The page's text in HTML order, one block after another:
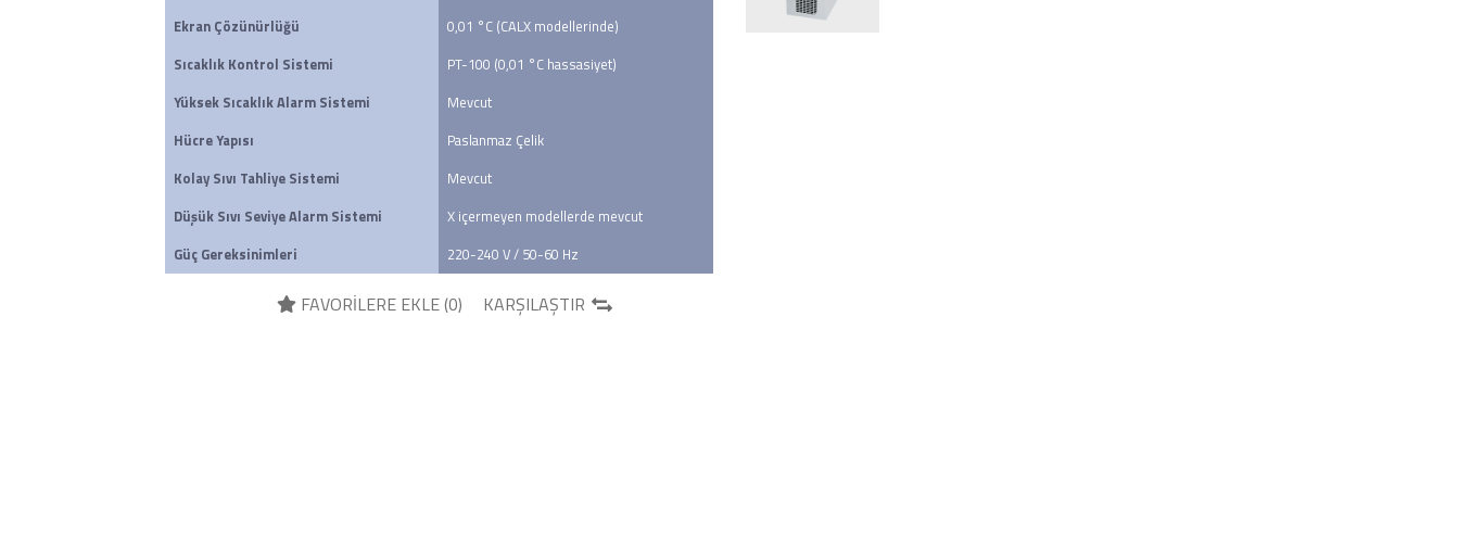
Ekran Çözünürlüğü
0,01 °C (CALX modellerinde)
Sıcaklık Kontrol Sistemi
PT-100 (0,01 °C hassasiyet)
Yüksek Sıcaklık Alarm Sistemi
Mevcut
Hücre Yapısı
Paslanmaz Çelik
Kolay Sıvı Tahliye Sistemi
Mevcut
Düşük Sıvı Seviye Alarm Sistemi
X içermeyen modellerde mevcut
Güç Gereksinimleri
220-240 V / 50-60 Hz
FAVORİLERE EKLE (0) KARŞILAŞTIR